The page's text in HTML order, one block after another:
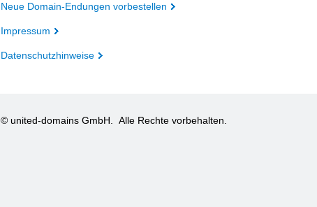
Neue Domain-Endungen vorbestellen
Impressum
Datenschutzhinweise
© united-domains GmbH. Alle Rechte vorbehalten.